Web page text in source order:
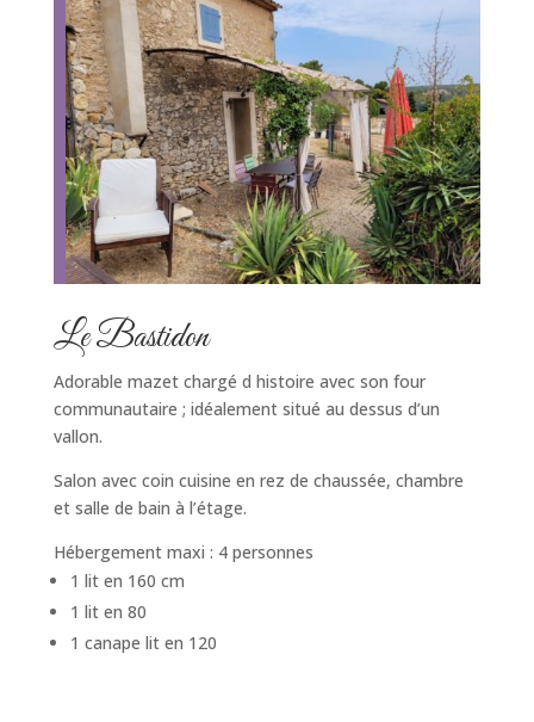
Le Bastidon
Adorable mazet chargé d histoire avec son four
communautaire ; idéalement situé au dessus d’un
vallon.
Salon avec coin cuisine en rez de chaussée, chambre
et salle de bain à l’étage.
Hébergement maxi : 4 personnes
1 lit en 160 cm
1 lit en 80
1 canape lit en 120